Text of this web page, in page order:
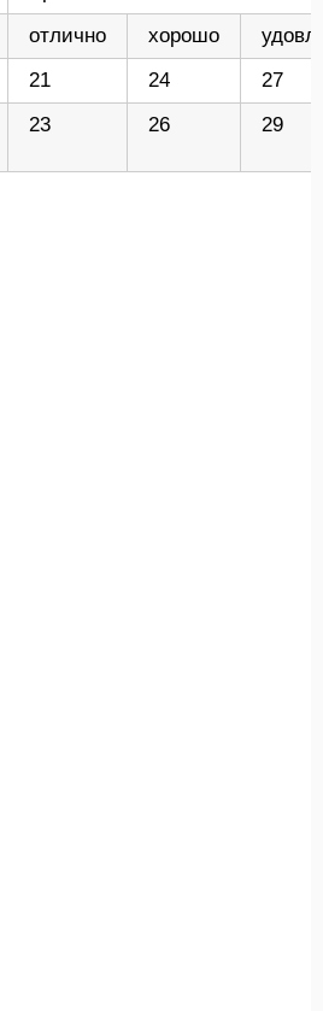
отлично
хорошо
21 24
27
23 26 29